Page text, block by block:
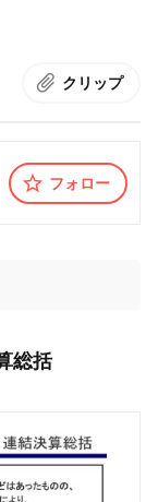
クリップ
フォロー
総括